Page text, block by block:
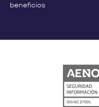
beneficios